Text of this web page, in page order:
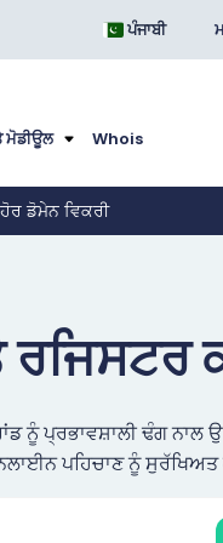
ਪੰਜਾਬੀ
ਮੋਡੀਊਲ Whois
ਡੋਮੇਨ ਵਿਕਰੀ
ਨੂੰ ਪ੍ਰਭਾਵਸ਼ਾਲੀ ਢੰਗ ਨਾਲ
ਪਹਿਚਾਣ ਨੂੰ ਸੁਰੱਖਿਅਤ